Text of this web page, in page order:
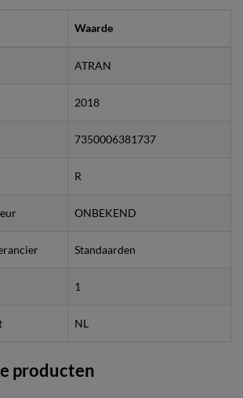
Waarde
ATRAN
2018
7350006381737
R
ONBEKEND
Standaarden
1
NL
producten